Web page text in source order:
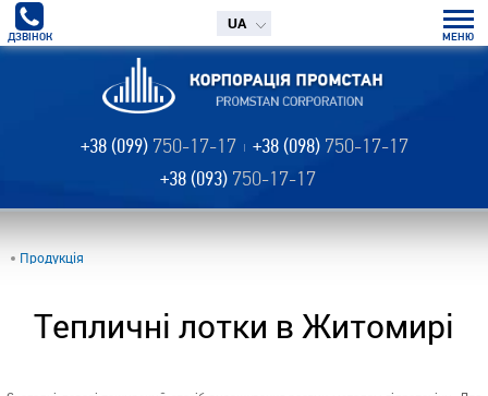
ДЗВІНОК
UA
МЕНЮ
+38 (099) 750-17-17 +38 (098) 750-17-17
+38 (093) 750-17-17
Продукція
Тепличні лотки в Житомирі